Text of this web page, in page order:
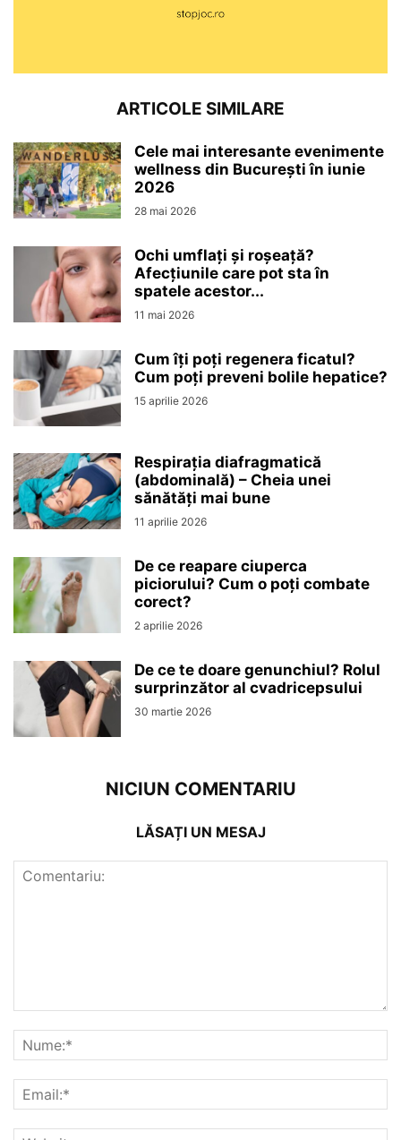
ARTICOLE SIMILARE
Cele mai interesante evenimente
wellness din București în iunie
2026
28 mai 2026
Ochi umflați și roșeață?
Afecțiunile care pot sta în
spatele acestor...
11 mai 2026
Cum îți poți regenera ficatul?
Cum poți preveni bolile hepatice?
15 aprilie 2026
Respirația diafragmatică
(abdominală) – Cheia unei
sănătăți mai bune
11 aprilie 2026
De ce reapare ciuperca
piciorului? Cum o poți combate
corect?
2 aprilie 2026
De ce te doare genunchiul? Rolul
surprinzător al cvadricepsului
30 martie 2026
NICIUN COMENTARIU
LĂSAȚI UN MESAJ